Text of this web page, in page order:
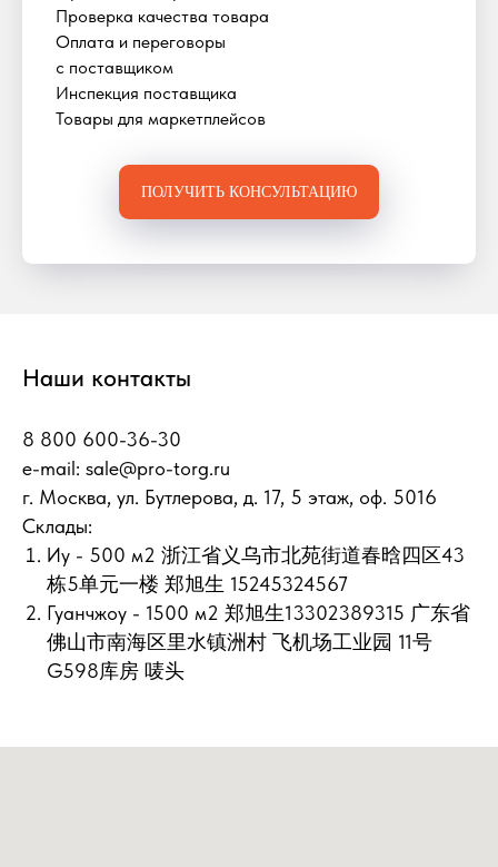
Проверка качества товара
Оплата и переговоры
с поставщиком
Инспекция поставщика
Товары для маркетплейсов
ПОЛУЧИТЬ КОНСУЛЬТАЦИЮ
Наши контакты
8 800 600-36-30
e-mail: sale@pro-torg.ru
г. Москва, ул. Бутлерова, д. 17, 5 этаж, оф. 5016
Склады:
Иу - 500 м2 浙江省义乌市北苑街道春晗四区43
栋5单元一楼 郑旭生 15245324567
Гуанчжоу - 1500 м2 郑旭生13302389315 广东省
佛山市南海区里水镇洲村 飞机场工业园 11号
G598库房 唛头